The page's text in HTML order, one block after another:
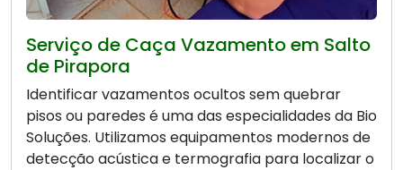
Serviço de Caça Vazamento em Salto
de Pirapora
Identificar vazamentos ocultos sem quebrar
pisos ou paredes é uma das especialidades da Bio
Soluções. Utilizamos equipamentos modernos de
detecção acústica e termografia para localizar o